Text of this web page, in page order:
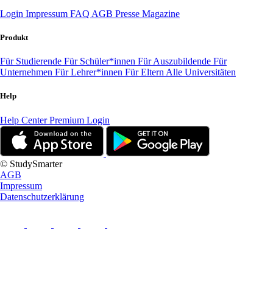
Login Impressum FAQ AGB Presse Magazine
Produkt
Für Studierende Für Schüler*innen Für Auszubildende Für
Unternehmen Für Lehrer*innen Für Eltern Alle Universitäten
Help
Help CenterPremium Login
© StudySmarter
AGB
Impressum
Datenschutzerklärung